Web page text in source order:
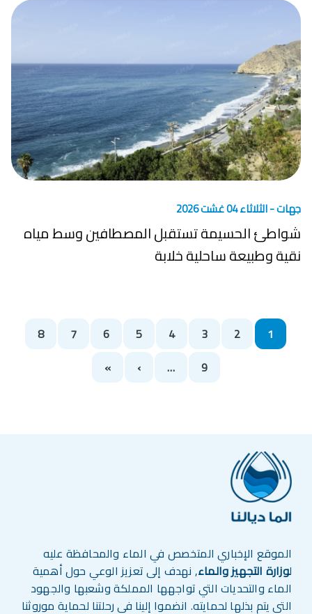
جهات -الثلاثاء 04 غشت 2026
شواطئ الحسيمة تستقبل المصطافين وسط مياه
نقية وطبيعة ساحلية خلابة
Pagination
1
2
3
4
5
6
7
8
9
…
› الصفحة التالية
»
الموقع الإخباري المتخصص في الماء والمحافظة عليه
لوزارة التجهيز والماء, نهدف إلى تعزيز الوعي حول أهمية
الماء والتحديات التي تواجهها المملكة وشعبها والجهود
التي يتم بذلها لحمايته. انضموا إلينا في رحلتنا لحماية موروثنا